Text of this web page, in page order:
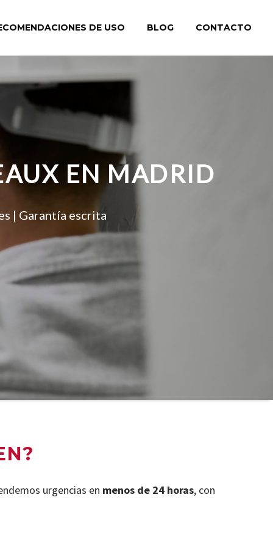
DE USO BLOG CONTACTO
EN MADRID
| Garantía escrita
urgencias en menos de 24 horas, con